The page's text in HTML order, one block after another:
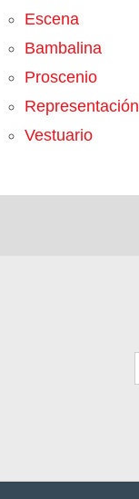
Escena
Bambalina
Proscenio
Representación
Vestuario